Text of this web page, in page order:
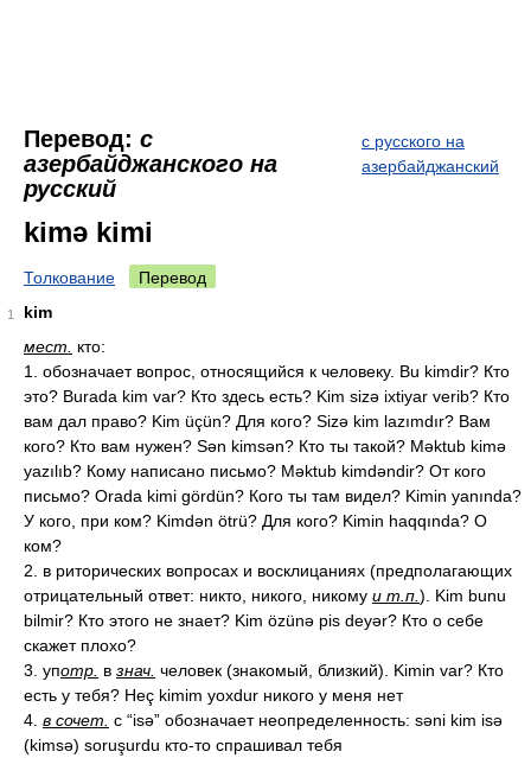
Перевод: с
азербайджанского на
русский
с русского на
азербайджанский
kimə kimi
Толкование Перевод
1
kim
мест.
кто:
1. обозначает вопрос, относящийся к человеку. Bu kimdir? Кто
это? Burada kim var? Кто здесь есть? Kim sizə ixtiyar verib? Кто
вам дал право? Kim üçün? Для кого? Sizə kim lazımdır? Вам
кого? Кто вам нужен? Sən kimsən? Кто ты такой? Məktub kimə
yazılıb? Кому написано письмо? Məktub kimdəndir? От кого
письмо? Orada kimi gördün? Кого ты там видел? Kimin yanında?
У кого, при ком? Kimdən ötrü? Для кого? Kimin haqqında? О
ком?
2. в риторических вопросах и восклицаниях (предполагающих
отрицательный ответ: никто, никого, никому и т.п. ). Kim bunu
bilmir? Кто этого не знает? Kim özünə pis deyər? Кто о себе
скажет плохо?
3. употр. в знач. человек (знакомый, близкий). Kimin var? Кто
есть у тебя? Heç kimim yoxdur никого у меня нет
4. в сочет. с “isə” обозначает неопределенность: səni kim isə
(kimsə) soruşurdu кто-то спрашивал тебя